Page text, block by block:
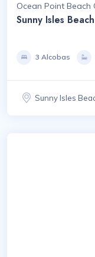
Ocean Point Beach
Sunny Isles Beach
3 Alcobas
Sunny Isles